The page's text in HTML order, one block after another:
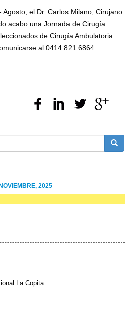
Agosto, el Dr. Carlos Milano, Cirujano
acabo una Jornada de Cirugía
de Cirugía Ambulatoria.
al 0414 821 6864.
2025
La Copita